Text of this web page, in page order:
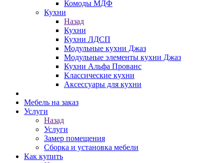
Комоды МДФ
Кухни
Назад
Кухни
Кухни ЛДСП
Модульные кухни Джаз
Модульные элементы кухни Джаз
Кухни Альфа Прованс
Классические кухни
Аксессуары для кухни
Мебель на заказ
Услуги
Назад
Услуги
Замер помещения
Сборка и установка мебели
Как купить